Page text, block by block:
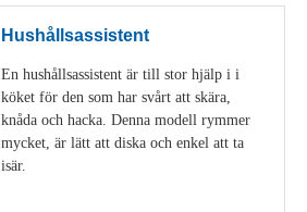
Hushållsassistent
En hushållsassistent är till stor hjälp i i
köket för den som har svårt att skära,
knåda och hacka. Denna modell rymmer
mycket, är lätt att diska och enkel att ta
isär.